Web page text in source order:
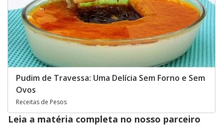
Pudim de Travessa: Uma Delícia Sem Forno e Sem
Ovos
Receitas de Pesos
Leia a matéria completa no nosso parceiro